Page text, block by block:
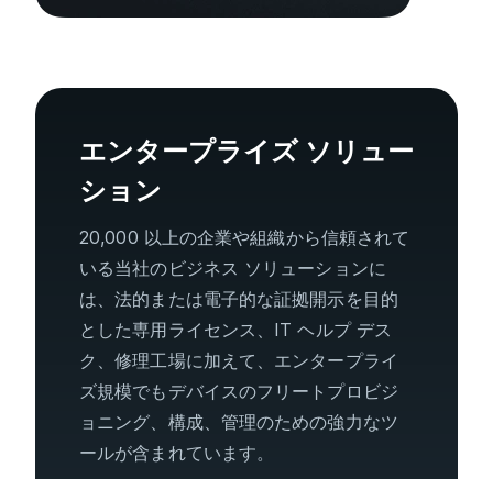
エンタープライズ ソリュー
ション
20,000 以上の企業や組織から信頼されて
いる当社のビジネス ソリューションに
は、法的または電子的な証拠開示を目的
とした専用ライセンス、IT ヘルプ デス
ク、修理工場に加えて、エンタープライ
ズ規模でもデバイスのフリートプロビジ
ョニング、構成、管理のための強力なツ
ールが含まれています。